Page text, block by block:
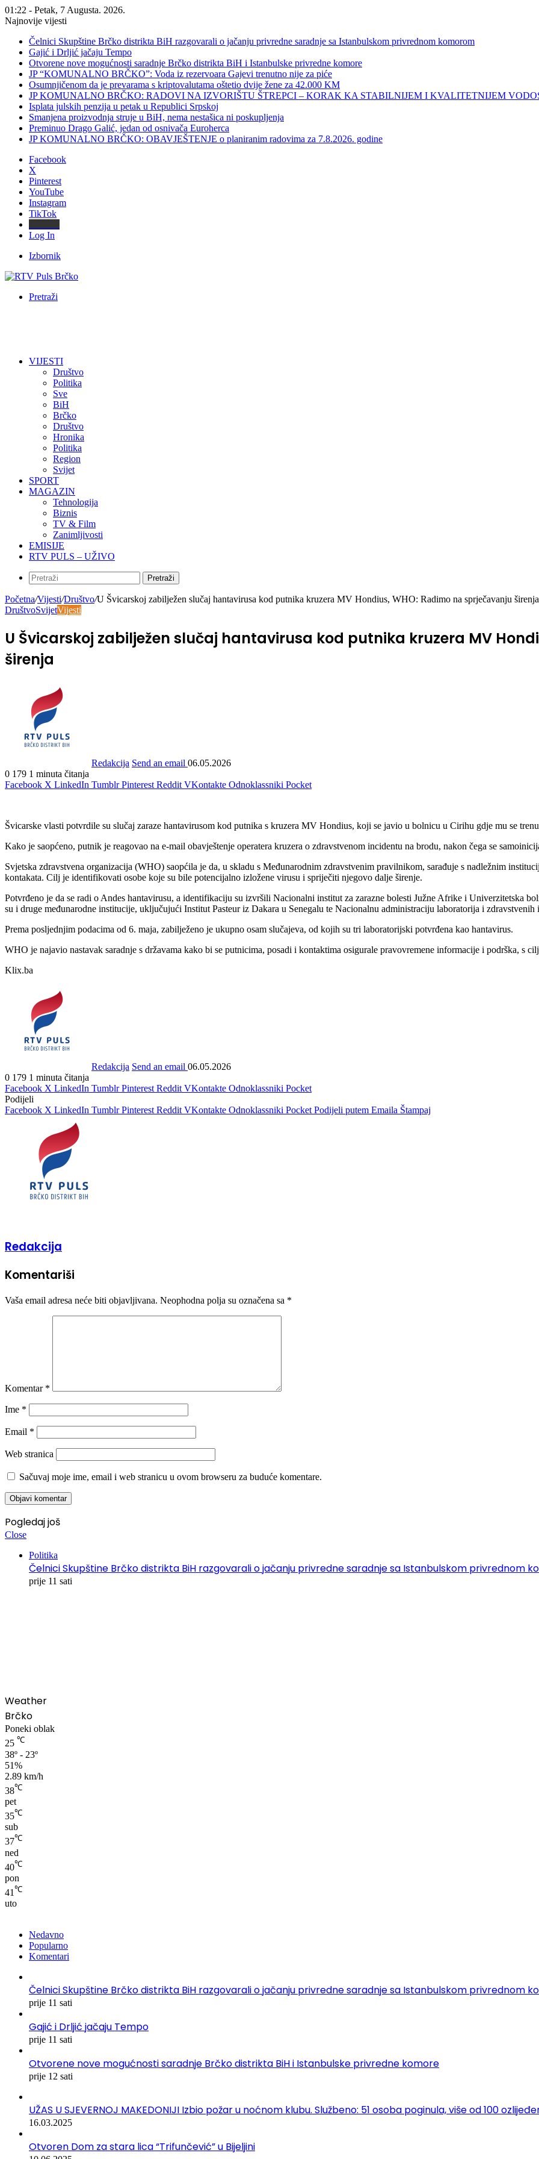
01:22 - Petak, 7 Augusta. 2026.
Najnovije vijesti
Čelnici Skupštine Brčko distrikta BiH razgovarali o jačanju privredne saradnje sa Istanbulskom privrednom komorom
Gajić i Drljić jačaju Tempo
Otvorene nove mogućnosti saradnje Brčko distrikta BiH i Istanbulske privredne komore
JP “KOMUNALNO BRČKO”: Voda iz rezervoara Gajevi trenutno nije za piće
Osumnjičenom da je prevarama s kriptovalutama oštetio dvije žene za 42.000 KM
JP KOMUNALNO BRČKO: RADOVI NA IZVORIŠTU ŠTREPCI – KORAK KA STABILNIJEM I KVALITETNIJEM
Isplata julskih penzija u petak u Republici Srpskoj
Smanjena proizvodnja struje u BiH, nema nestašica ni poskupljenja
Preminuo Drago Galić, jedan od osnivača Euroherca
JP KOMUNALNO BRČKO: OBAVJEŠTENJE o planiranim radovima za 7.8.2026. godine
Facebook
X
Pinterest
YouTube
Instagram
TikTok
Log In
Izbornik
Pretraži
VIJESTI
Društvo
Politika
Sve
BiH
Brčko
Društvo
Hronika
Politika
Region
Svijet
SPORT
MAGAZIN
Tehnologija
Biznis
TV & Film
Zanimljivosti
EMISIJE
RTV PULS – UŽIVO
Pretraži
Početna/Vijesti/Društvo/U Švicarskoj zabilježen slučaj hantavirusa kod putnika kruzera MV Hondius, WHO: Radimo na sprječavanju širenja
DruštvoSvijetVijesti
U Švicarskoj zabilježen slučaj hantavirusa kod putnika kruzera MV
širenja
Redakcija Send an email 06.05.2026
0 179 1 minuta čitanja
Facebook X LinkedIn Tumblr Pinterest Reddit VKontakte Odnoklassniki Pocket
Švicarske vlasti potvrdile su slučaj zaraze hantavirusom kod putnika s kruzera MV Hondius, koji se javio u bolnicu u Cirihu gdje mu se
Kako je saopćeno, putnik je reagovao na e-mail obavještenje operatera kruzera o zdravstvenom incidentu na brodu, nakon čega se
Svjetska zdravstvena organizacija (WHO) saopćila je da, u skladu s Međunarodnim zdravstvenim pravilnikom, sarađuje s nadležnim
kontakata. Cilj je identifikovati osobe koje su bile potencijalno izložene virusu i spriječiti njegovo dalje širenje.
Potvrđeno je da se radi o Andes hantavirusu, a identifikaciju su izvršili Nacionalni institut za zarazne bolesti Južne Afrike i Univerzitetska
su i druge međunarodne institucije, uključujući Institut Pasteur iz Dakara u Senegalu te Nacionalnu administraciju laboratorija i zdravstvenih
Prema posljednjim podacima od 6. maja, zabilježeno je ukupno osam slučajeva, od kojih su tri laboratorijski potvrđena kao hantavirus.
WHO je najavio nastavak saradnje s državama kako bi se putnicima, posadi i kontaktima osigurale pravovremene informacije i podrška, s
Klix.ba
Redakcija Send an email 06.05.2026
0 179 1 minuta čitanja
Facebook X LinkedIn Tumblr Pinterest Reddit VKontakte Odnoklassniki Pocket
Podijeli
Facebook X LinkedIn Tumblr Pinterest Reddit VKontakte Odnoklassniki Pocket Podijeli putem Emaila Štampaj
Redakcija
Komentariši
Vaša email adresa neće biti objavljivana. Neophodna polja su označena sa *
Komentar *
Ime *
Email *
Web stranica
Sačuvaj moje ime, email i web stranicu u ovom browseru za buduće komentare.
Pogledaj još
Close
Politika
Čelnici Skupštine Brčko distrikta BiH razgovarali o jačanju privredne saradnje sa Istanbulskom privrednom
prije 11 sati
Weather
Brčko
Poneki oblak
25 ℃
38º - 23º
51%
2.89 km/h
38℃
pet
35℃
sub
37℃
ned
40℃
pon
41 ℃
uto
Nedavno
Popularno
Komentari
Čelnici Skupštine Brčko distrikta BiH razgovarali o jačanju privredne saradnje sa Istanbulskom privrednom
prije 11 sati
Gajić i Drljić jačaju Tempo
prije 11 sati
Otvorene nove mogućnosti saradnje Brčko distrikta BiH i Istanbulske privredne komore
prije 12 sati
UŽAS U SJEVERNOJ MAKEDONIJI Izbio požar u noćnom klubu. Službeno: 51 osoba poginula, više od 100
16.03.2025
Otvoren Dom za stara lica “Trifunčević” u Bijeljini